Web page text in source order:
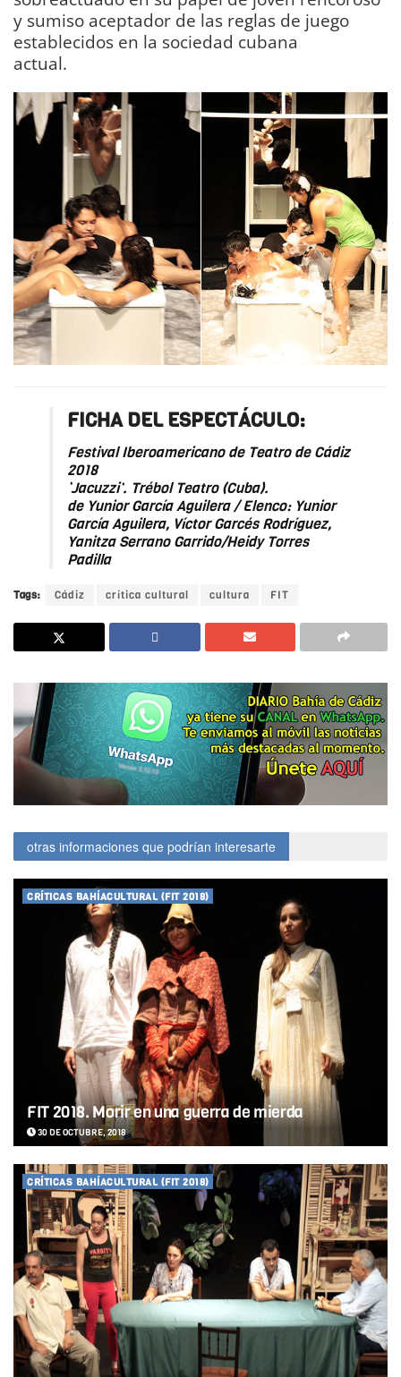
y sumiso aceptador de las reglas de juego
establecidos en la sociedad cubana
actual.
FICHA DEL ESPECTÁCULO:
Festival Iberoamericano de Teatro de Cádiz
2018
‘Jacuzzi’. Trébol Teatro (Cuba).
de Yunior García Aguilera / Elenco: Yunior
García Aguilera, Víctor Garcés Rodríguez,
Yanitza Serrano Garrido/Heidy Torres
Padilla
Tags: Cádiz crítica cultural cultura FIT
otras informaciones que podrían interesarte
CRÍTICAS BAHÍACULTURAL (FIT 2018)
FIT 2018. Morir en una guerra de mierda
30 DE OCTUBRE, 2018
CRÍTICAS BAHÍACULTURAL (FIT 2018)